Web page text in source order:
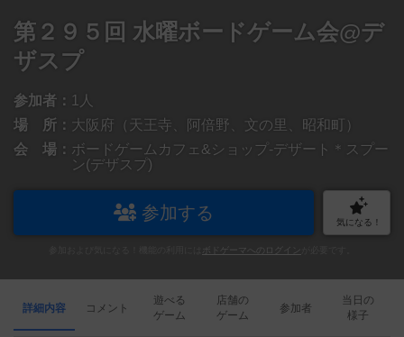
第２９５回 水曜ボードゲーム会@デ
ザスプ
参加者： 1人
場 所： 大阪府（天王寺、阿倍野、文の里、昭和町）
会 場： ボードゲームカフェ&ショップ-デザート＊スプー
ン(デザスプ)
参加する 気になる！
ボドゲーマへのログイン
詳細内容 コメント
遊べる
ゲーム
店舗の
ゲーム
参加者
当日の
様子